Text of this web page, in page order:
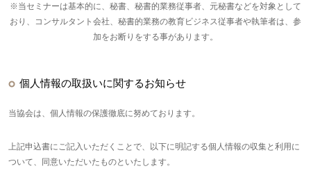
※当セミナーは基本的に、秘書、秘書的業務従事者、元秘書などを対象として
おり、コンサルタント会社、秘書的業務の教育ビジネス従事者や執筆者は、参
加をお断りをする事があります。
個人情報の取扱いに関するお知らせ
当協会は、個人情報の保護徹底に努めております。
上記申込書にご記入いただくことで、以下に明記する個人情報の収集と利用に
ついて、同意いただいたものといたします。